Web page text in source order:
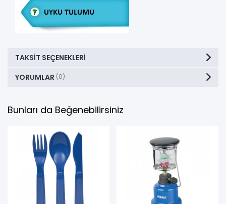
TAKSIT SEÇENEKLERI
YORUMLAR (0)
Bunları da Beğenebilirsiniz